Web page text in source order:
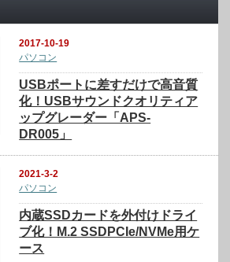
2017-10-19
パソコン
USBポートに差すだけで高音質
化！USBサウンドクオリティア
ップグレーダー「APS-
DR005」
2021-3-2
パソコン
内蔵SSDカードを外付けドライ
ブ化！M.2 SSDPCIe/NVMe用ケ
ース